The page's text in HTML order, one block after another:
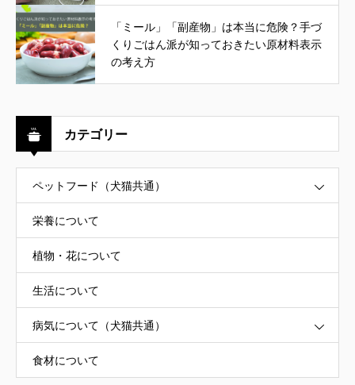
「ミール」「副産物」は本当に危険？手づ
くりごはん派が知っておきたい原材料表示
の考え方
カテゴリー
ペットフード（犬猫共通）
栄養について
植物・花について
生活について
病気について（犬猫共通）
食材について